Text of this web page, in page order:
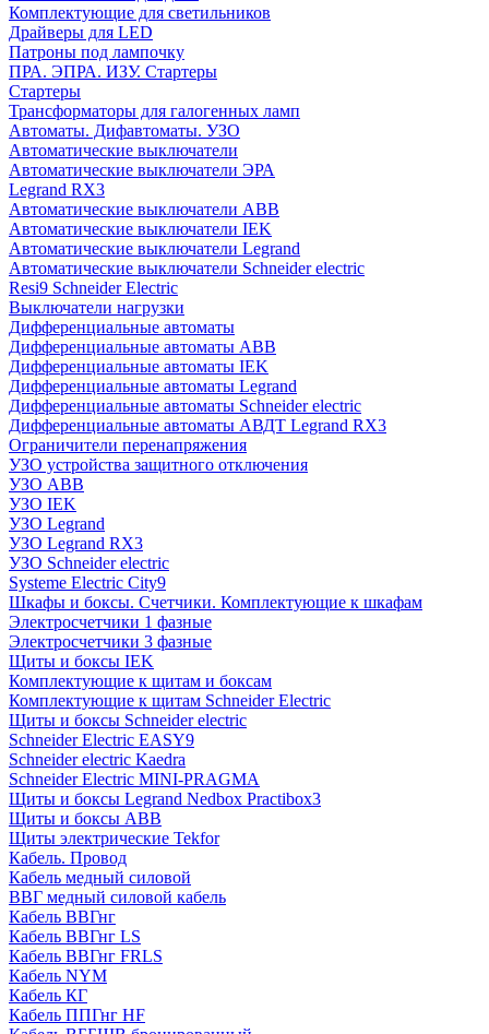
Комплектующие для светильников
Драйверы для LED
Патроны под лампочку
ПРА. ЭПРА. ИЗУ. Стартеры
Стартеры
Трансформаторы для галогенных ламп
Автоматы. Дифавтоматы. УЗО
Автоматические выключатели
Автоматические выключатели ЭРА
Legrand RX3
Автоматические выключатели ABB
Автоматические выключатели IEK
Автоматические выключатели Legrand
Автоматические выключатели Schneider electric
Resi9 Schneider Electric
Выключатели нагрузки
Дифференциальные автоматы
Дифференциальные автоматы ABB
Дифференциальные автоматы IEK
Дифференциальные автоматы Legrand
Дифференциальные автоматы Schneider electric
Дифференциальные автоматы АВДТ Legrand RX3
Ограничители перенапряжения
УЗО устройства защитного отключения
УЗО ABB
УЗО IEK
УЗО Legrand
УЗО Legrand RX3
УЗО Schneider electric
Systeme Electric City9
Шкафы и боксы. Счетчики. Комплектующие к шкафам
Электросчетчики 1 фазные
Электросчетчики 3 фазные
Щиты и боксы IEK
Комплектующие к щитам и боксам
Комплектующие к щитам Schneider Electric
Щиты и боксы Schneider electric
Schneider Electric EASY9
Schneider electric Kaedra
Schneider Electric MINI-PRAGMA
Щиты и боксы Legrand Nedbox Practibox3
Щиты и боксы ABB
Щиты электрические Tekfor
Кабель. Провод
Кабель медный силовой
ВВГ медный силовой кабель
Кабель ВВГнг
Кабель ВВГнг LS
Кабель ВВГнг FRLS
Кабель NYM
Кабель КГ
Кабель ППГнг HF